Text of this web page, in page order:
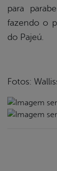
para
fazendo o
do Pajeú.
Fotos: